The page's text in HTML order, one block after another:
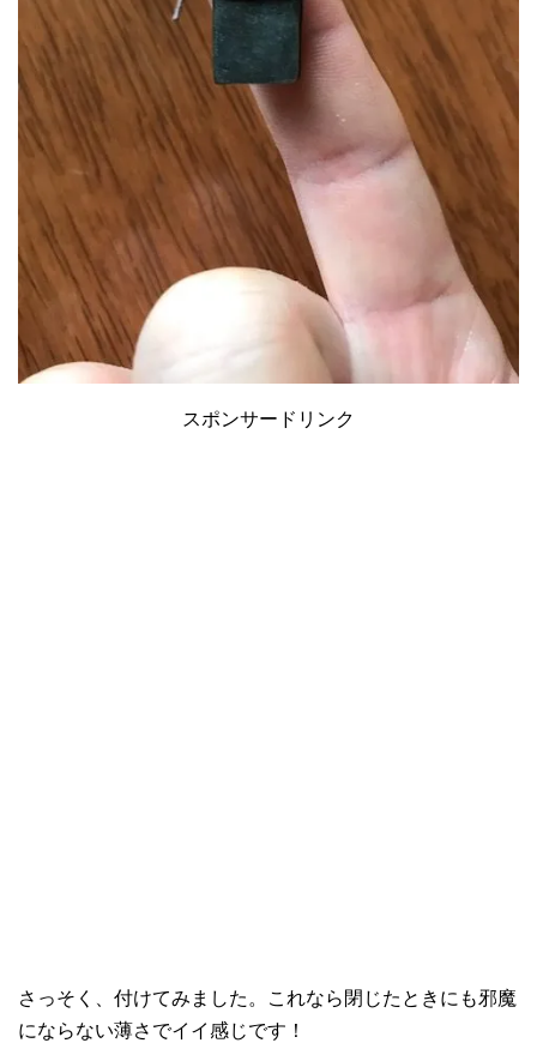
スポンサードリンク
さっそく、付けてみました。これなら閉じたときにも邪魔
にならない薄さでイイ感じです！